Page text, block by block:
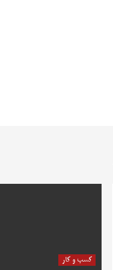
کسب و کار